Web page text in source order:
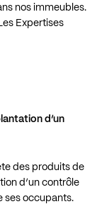
nos immeubles.
Expertises
d’un
des produits de
d’un contrôle
ses occupants.